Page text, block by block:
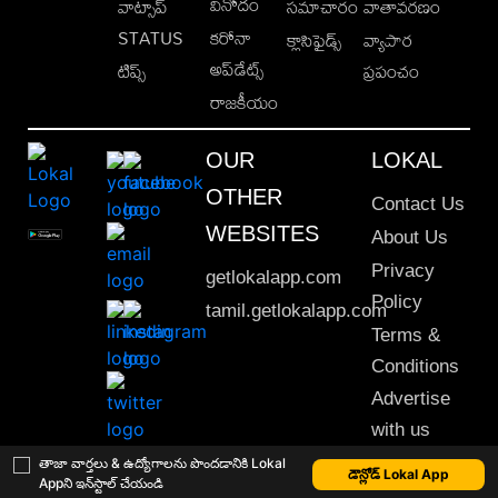
తాజా వార్తలు & ఉద్యోగాలను పొందడానికి Lokal
Appని ఇన్‌స్టాల్ చేయండి
డౌన్లోడ్ Lokal App
STATUS
టిప్స్
కరోనా
అప్‌డేట్స్
రాజకీయం
క్లాసిఫైడ్స్
వ్యాపార
ప్రపంచం
OUR
OTHER
WEBSITES
getlokalapp.com
tamil.getlokalapp.com
LOKAL
Contact Us
About Us
Privacy
Policy
Terms &
Conditions
Advertise
with us
Sitemap
This material may not be published, transmitted, rewritten or redistributed. © 2020 Lokal App. All rights reserved.